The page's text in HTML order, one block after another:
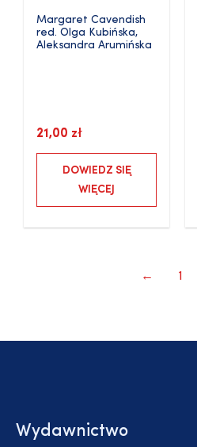
Margaret Cavendish
red. Olga Kubińska,
Aleksandra Arumińska
21,00 zł
DOWIEDZ SIĘ
WIĘCEJ
← 1
Wydawnictwo